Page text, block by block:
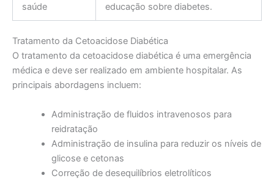
saúde
educação sobre diabetes.
Tratamento da Cetoacidose Diabética
O tratamento da cetoacidose diabética é uma emergência
médica e deve ser realizado em ambiente hospitalar. As
principais abordagens incluem:
Administração de fluidos intravenosos para
reidratação
Administração de insulina para reduzir os níveis de
glicose e cetonas
Correção de desequilíbrios eletrolíticos